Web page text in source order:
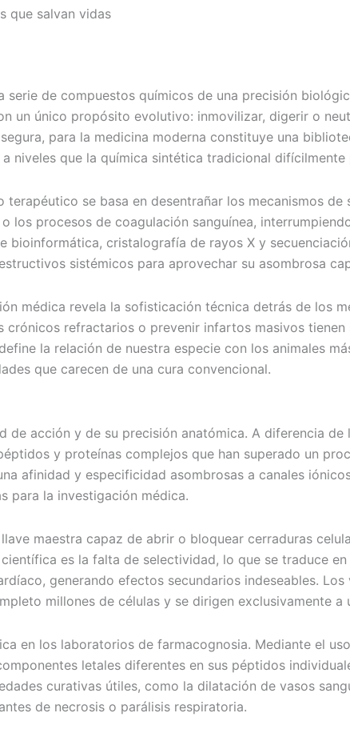
que salvan vidas
de compuestos químicos de una precisión
un único propósito evolutivo: inmovilizar, digerir o
para la medicina moderna constituye una
niveles que la química sintética tradicional difícilmente
se basa en desentrañar los mecanismos de
procesos de coagulación sanguínea,
cristalografía de rayos X y
sistémicos para aprovechar su asombrosa
médica revela la sofisticación técnica detrás de los
refractarios o prevenir infartos masivos
la relación de nuestra especie con los animales
que carecen de una cura convencional.
acción y de su precisión anatómica. A diferencia
y proteínas complejos que han superado un
afinidad y especificidad asombrosas a canales
para la investigación médica.
maestra capaz de abrir o bloquear cerraduras
es la falta de selectividad, lo que se traduce
generando efectos secundarios indeseables.
millones de células y se dirigen exclusivamente
en los laboratorios de farmacognosia. Mediante el
letales diferentes en sus péptidos
curativas útiles, como la dilatación de vasos
de necrosis o parálisis respiratoria.